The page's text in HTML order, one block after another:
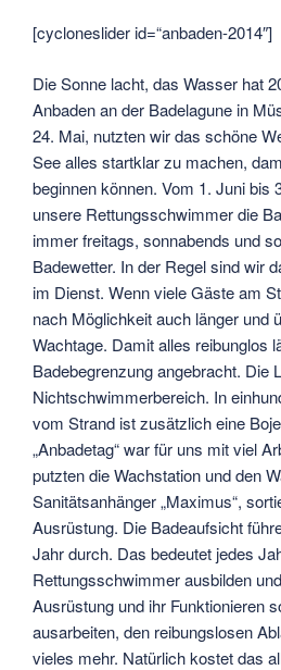
[cycloneslider id=“anbaden-2014″]
Die Sonne lacht, das Wasser hat
Anbaden an der Badelagune in
24. Mai, nutzten wir das schöne
See alles startklar zu machen,
beginnen können. Vom 1. Juni bis
unsere Rettungsschwimmer die
immer freitags, sonnabends und
Badewetter. In der Regel sind wir
im Dienst. Wenn viele Gäste am
nach Möglichkeit auch länger und
Wachtage. Damit alles reibunglos
Badebegrenzung angebracht. Die
Nichtschwimmerbereich. In
vom Strand ist zusätzlich eine
„Anbadetag“ war für uns mit viel
putzten die Wachstation und den
Sanitätsanhänger „Maximus“,
Ausrüstung. Die Badeaufsicht
Jahr durch. Das bedeutet jedes
Rettungsschwimmer ausbilden
Ausrüstung und ihr Funktionieren
ausarbeiten, den reibungslosen
vieles mehr. Natürlich kostet das